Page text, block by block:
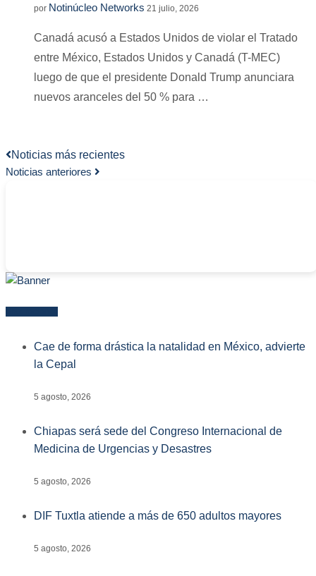
por Notinúcleo Networks 21 julio, 2026
Canadá acusó a Estados Unidos de violar el Tratado
entre México, Estados Unidos y Canadá (T-MEC)
luego de que el presidente Donald Trump anunciara
nuevos aranceles del 50 % para …
Noticias más recientes
Noticias anteriores
Cae de forma drástica la natalidad en México, advierte
la Cepal
5 agosto, 2026
Chiapas será sede del Congreso Internacional de
Medicina de Urgencias y Desastres
5 agosto, 2026
DIF Tuxtla atiende a más de 650 adultos mayores
5 agosto, 2026